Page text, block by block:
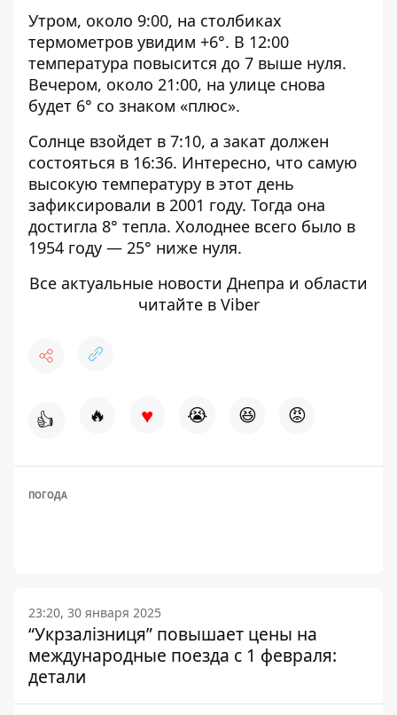
Утром, около 9:00, на столбиках
термометров увидим +6°. В 12:00
температура повысится до 7 выше нуля.
Вечером, около 21:00, на улице снова
будет 6° со знаком «плюс».
Солнце взойдет в 7:10, а закат должен
состояться в 16:36. Интересно, что самую
высокую температуру в этот день
зафиксировали в 2001 году. Тогда она
достигла 8° тепла. Холоднее всего было в
1954 году — 25° ниже нуля.
Все актуальные новости Днепра и области
читайте в Viber
👍 🔥 ♥ 😭 😆 😡
ПОГОДА
23:20, 30 января 2025
“Укрзалізниця” повышает цены на
международные поезда с 1 февраля:
детали